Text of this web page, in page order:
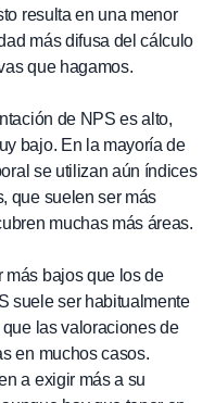
resulta en una menor
más difusa del cálculo
que hagamos.
de NPS es alto,
bajo. En la mayoría de
se utilizan aún índices
que suelen ser más
muchas más áreas.
más bajos que los de
suele ser habitualmente
las valoraciones de
en muchos casos.
a exigir más a su